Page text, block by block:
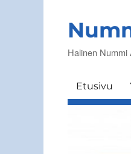
Halinen Nummi
Etusivu